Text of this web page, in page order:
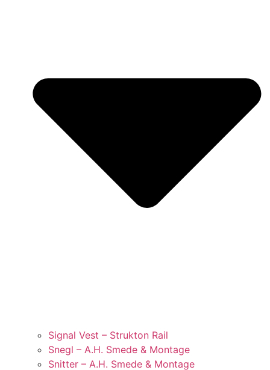
Signal Vest – Strukton Rail
Snegl – A.H. Smede & Montage
Snitter – A.H. Smede & Montage